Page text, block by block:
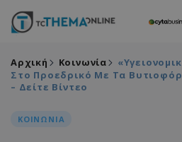
Αρχική Κοινωνία
Στο Προεδρικό Με Τα
– Δείτε Βίντεο
ΚΟΙΝΩΝΙΑ